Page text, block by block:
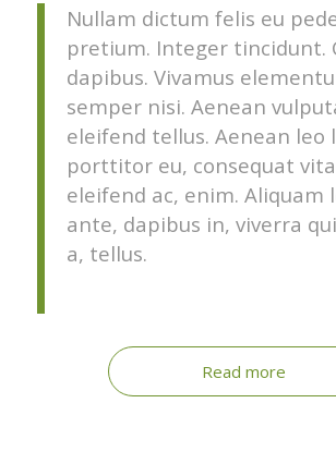
Nullam dictum felis eu
pretium. Integer tincidunt.
dapibus. Vivamus
semper nisi. Aenean
eleifend tellus. Aenean leo
porttitor eu, consequat
eleifend ac, enim. Aliquam
ante, dapibus in, viverra
a, tellus.
Read more